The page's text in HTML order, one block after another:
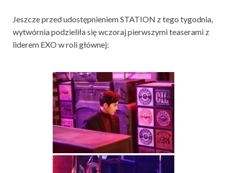
Jeszcze przed udostępnieniem STATION z tego tygodnia,
wytwórnia podzieliła się wczoraj pierwszymi teaserami z
liderem EXO w roli głównej: